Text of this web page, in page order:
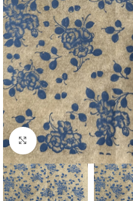
Büyütmek için tıklayın